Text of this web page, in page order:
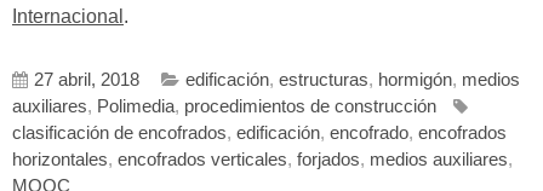
Internacional .
27 abril, 2018 edificación, estructuras, hormigón, medios
auxiliares, Polimedia, procedimientos de construcción
clasificación de encofrados, edificación, encofrado, encofrados
horizontales, encofrados verticales, forjados, medios auxiliares,
MOOC